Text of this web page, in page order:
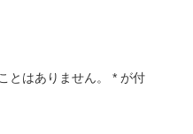
とはありません。 * が付